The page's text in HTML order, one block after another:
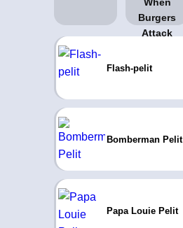
Flash-pelit
Bomberman Pelit
Papa Louie Pelit